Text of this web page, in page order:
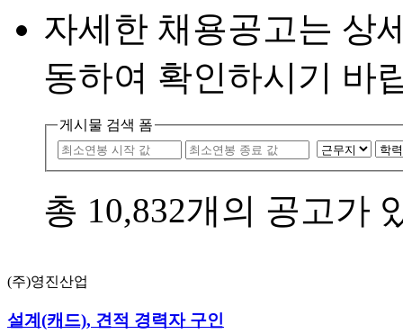
자세한 채용공고는 상
동하여 확인하시기 바
게시물 검색 폼
총 10,832개의 공고가
(주)영진산업
설계(캐드), 견적 경력자 구인